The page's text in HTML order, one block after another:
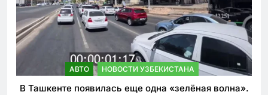
АВТО НОВОСТИ УЗБЕКИСТАНА
В Ташкенте появилась еще одна «зелёная волна».